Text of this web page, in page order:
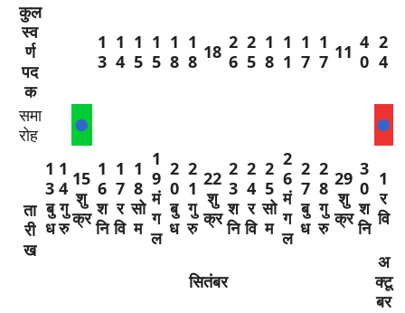
कुल
स्व
र्ण
पद
क
1
3
1
4
1
5
1
5
1
8
1
8 18 2
6
2
5
1
8
1
1
1
7
1
7 11 4
0
2
4
समा
रोह
● ●
ता
री
ख
1
3
बु
ध
1
4
गु
रु
15
शु
क्र
1
6
श
नि
1
7
र
वि
1
8
सो
म
1
9
मं
ग
ल
2
0
बु
ध
2
1
गु
रु
22
शु
क्र
2
3
श
नि
2
4
र
वि
2
5
सो
म
2
6
मं
ग
ल
2
7
बु
ध
2
8
गु
रु
29
शु
क्र
3
0
श
नि
1
र
वि
सितंबर
अ
क्टू
बर